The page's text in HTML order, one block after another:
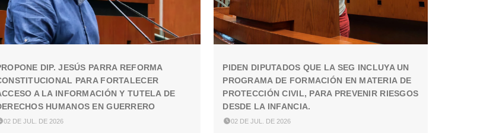
DIP. JESÚS PARRA REFORMA
PARA FORTALECER
A LA INFORMACIÓN Y TUTELA DE
HUMANOS EN GUERRERO
02 DE JUL. DE 2026
PIDEN DIPUTADOS QUE LA SEG INCLUYA UN
PROGRAMA DE FORMACIÓN EN MATERIA DE
PROTECCIÓN CIVIL, PARA PREVENIR RIESGOS
DESDE LA INFANCIA.
02 DE JUL. DE 2026